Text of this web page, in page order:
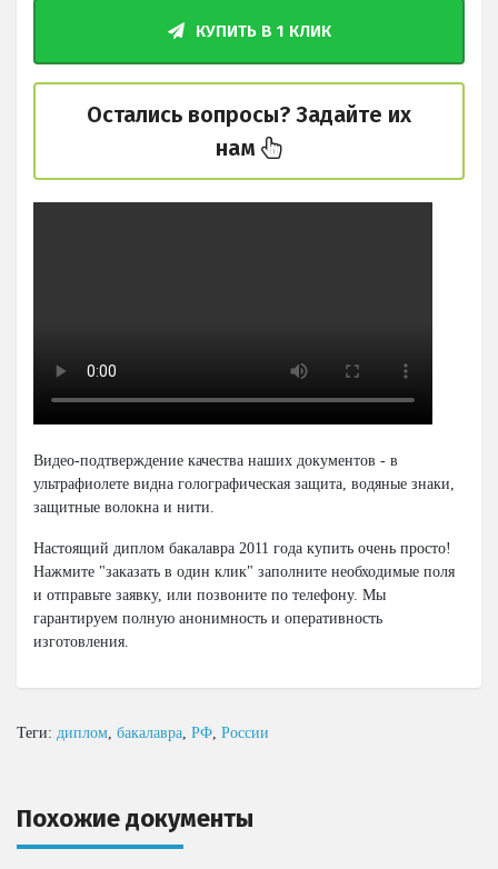
КУПИТЬ В 1 КЛИК
Остались вопросы? Задайте их
нам
Видео-подтверждение качества наших документов - в
ультрафиолете видна голографическая защита, водяные знаки,
защитные волокна и нити.
Настоящий диплом бакалавра 2011 года купить очень просто!
Нажмите "заказать в один клик" заполните необходимые поля
и отправьте заявку, или позвоните по телефону. Мы
гарантируем полную анонимность и оперативность
изготовления.
Теги: диплом, бакалавра, РФ, России
Похожие документы